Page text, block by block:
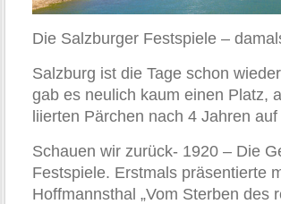
Die Salzburger Festspiele –
Salzburg ist die Tage schon
gab es neulich kaum einen Platz,
liierten Pärchen nach 4 Jahren
Schauen wir zurück- 1920 – Die
Festspiele. Erstmals präsentierte
Hoffmannsthal „Vom Sterben des